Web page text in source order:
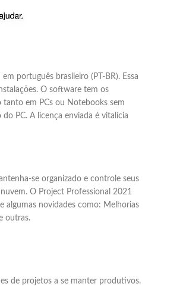
português brasileiro (PT-BR). Essa
O software tem os
tanto em PCs ou Notebooks sem
PC. A licença enviada é vitalícia
se organizado e controle seus
O Project Professional 2021
algumas novidades como: Melhorias
outras.
de projetos a se manter produtivos.